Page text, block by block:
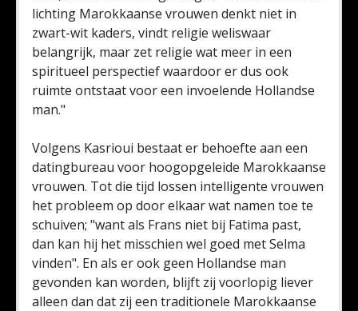
lichting Marokkaanse vrouwen denkt niet in
zwart-wit kaders, vindt religie weliswaar
belangrijk, maar zet religie wat meer in een
spiritueel perspectief waardoor er dus ook
ruimte ontstaat voor een invoelende Hollandse
man."
Volgens Kasrioui bestaat er behoefte aan een
datingbureau voor hoogopgeleide Marokkaanse
vrouwen. Tot die tijd lossen intelligente vrouwen
het probleem op door elkaar wat namen toe te
schuiven; "want als Frans niet bij Fatima past,
dan kan hij het misschien wel goed met Selma
vinden". En als er ook geen Hollandse man
gevonden kan worden, blijft zij voorlopig liever
alleen dan dat zij een traditionele Marokkaanse